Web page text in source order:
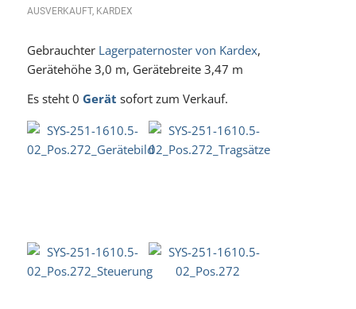
AUSVERKAUFT, KARDEX
Gebrauchter Lagerpaternoster von Kardex,
Gerätehöhe 3,0 m, Gerätebreite 3,47 m
Es steht 0 Gerät sofort zum Verkauf.